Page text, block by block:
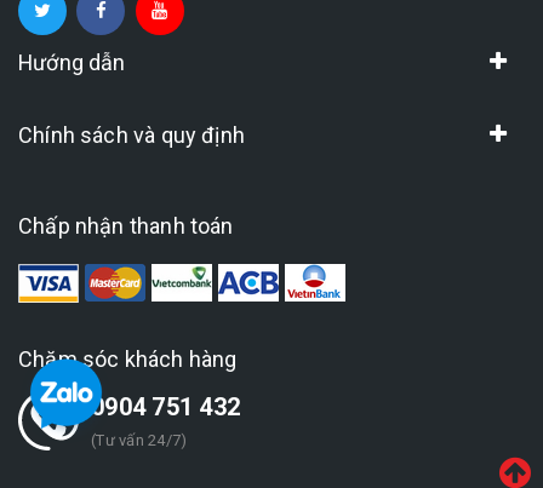
Hướng dẫn
Chính sách và quy định
Chấp nhận thanh toán
Chăm sóc khách hàng
0904 751 432
(Tư vấn 24/7)